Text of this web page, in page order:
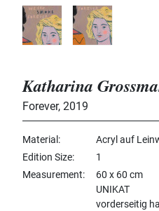
Katharina
Forever, 2019
Material
Acryl auf
Edition Size
1
Measurement
60 x 60 cm
UNIKAT
vorderseitig